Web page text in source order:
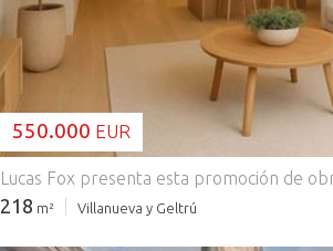
550.000 EUR
218 m² Villanueva y Geltrú